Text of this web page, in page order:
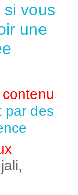
vous
une
contenu
par des